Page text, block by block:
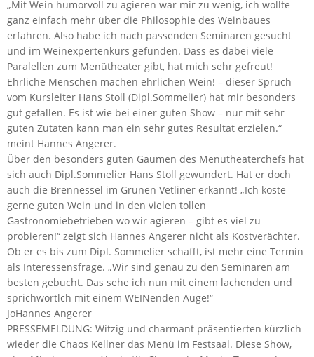
„Mit Wein humorvoll zu agieren war mir zu wenig, ich wollte
ganz einfach mehr über die Philosophie des Weinbaues
erfahren. Also habe ich nach passenden Seminaren gesucht
und im Weinexpertenkurs gefunden. Dass es dabei viele
Paralellen zum Menütheater gibt, hat mich sehr gefreut!
Ehrliche Menschen machen ehrlichen Wein! – dieser Spruch
vom Kursleiter Hans Stoll (Dipl.Sommelier) hat mir besonders
gut gefallen. Es ist wie bei einer guten Show – nur mit sehr
guten Zutaten kann man ein sehr gutes Resultat erzielen.“
meint Hannes Angerer.
Über den besonders guten Gaumen des Menütheaterchefs hat
sich auch Dipl.Sommelier Hans Stoll gewundert. Hat er doch
auch die Brennessel im Grünen Vetliner erkannt! „Ich koste
gerne guten Wein und in den vielen tollen
Gastronomiebetrieben wo wir agieren – gibt es viel zu
probieren!“ zeigt sich Hannes Angerer nicht als Kostverächter.
Ob er es bis zum Dipl. Sommelier schafft, ist mehr eine Termin
als Interessensfrage. „Wir sind genau zu den Seminaren am
besten gebucht. Das sehe ich nun mit einem lachenden und
sprichwörtlch mit einem WEINenden Auge!“
JoHannes Angerer
PRESSEMELDUNG: Witzig und charmant präsentierten kürzlich
wieder die Chaos Kellner das Menü im Festsaal. Diese Show,